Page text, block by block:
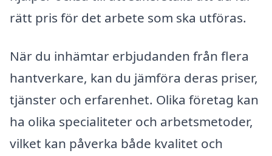
rätt pris för det arbete som ska utföras.
När du inhämtar erbjudanden från flera
hantverkare, kan du jämföra deras priser,
tjänster och erfarenhet. Olika företag kan
ha olika specialiteter och arbetsmetoder,
vilket kan påverka både kvalitet och